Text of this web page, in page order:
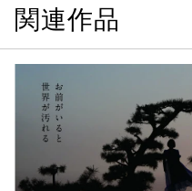
関連作品